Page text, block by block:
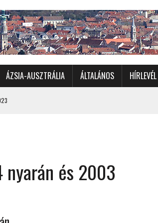
ÁZSIA-AUSZTRÁLIA ÁLTALÁNOS HÍRLEVÉL
TÚLRA – 2001
nyarán és 2003